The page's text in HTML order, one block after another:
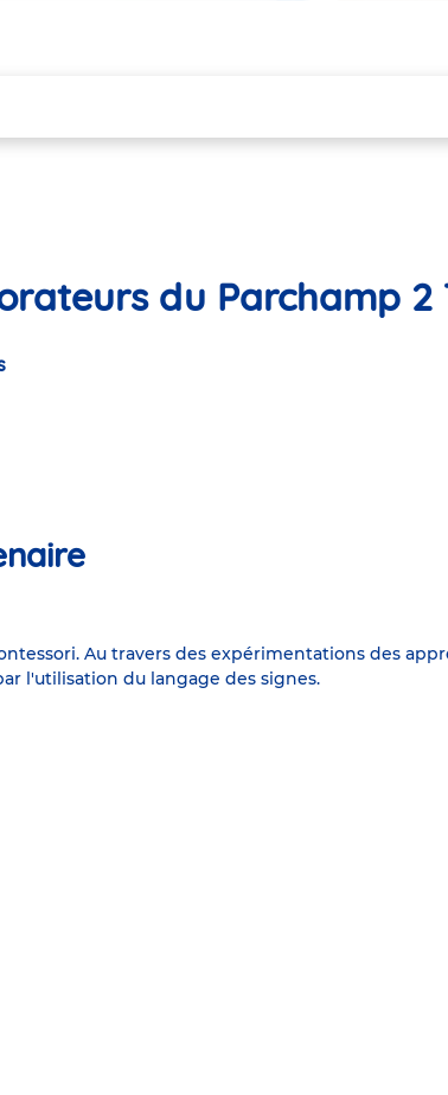
du Parchamp
Au travers des expérimentations des
l'utilisation du langage des signes.